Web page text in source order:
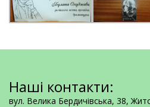
Наші контакти:
вул. Велика Бердичівська, 38,